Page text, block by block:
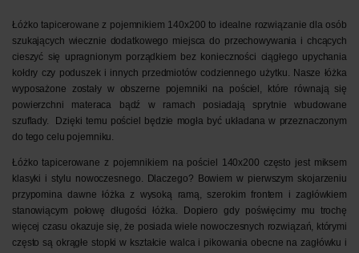
Łóżko tapicerowane z pojemnikiem 140x200to idealne rozwiązanie dla osób
szukających wiecznie dodatkowego miejsca do przechowywania i chcących
cieszyć się upragnionym porządkiem bez konieczności ciągłego upychania
kołdry czy poduszek i innych przedmiotów codziennego użytku. Nasze łóżka
wyposażone zostały w obszerne pojemniki na pościel, które równają się
powierzchni materaca bądź w ramach posiadają sprytnie wbudowane
szuflady. Dzięki temu pościel będzie mogła być układana w przeznaczonym
do tego celu pojemniku.
Łóżko tapicerowane z pojemnikiem na pościel 140x200 często jest miksem
klasyki i stylu nowoczesnego. Dlaczego? Bowiem w pierwszym skojarzeniu
przypomina dawne łóżka z wysoką ramą, szerokim frontem i zagłówkiem
stanowiącym połowę długości łóżka. Dopiero gdy poświęcimy mu trochę
więcej czasu okazuje się, że posiada wiele nowoczesnych rozwiązań, którymi
często są okrągłe stopki w kształcie walca i pikowania obecne na zagłówku i